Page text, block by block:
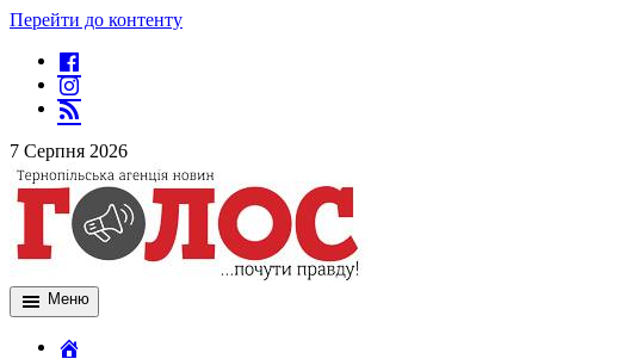
Перейти до контенту
7 Серпня 2026
Меню